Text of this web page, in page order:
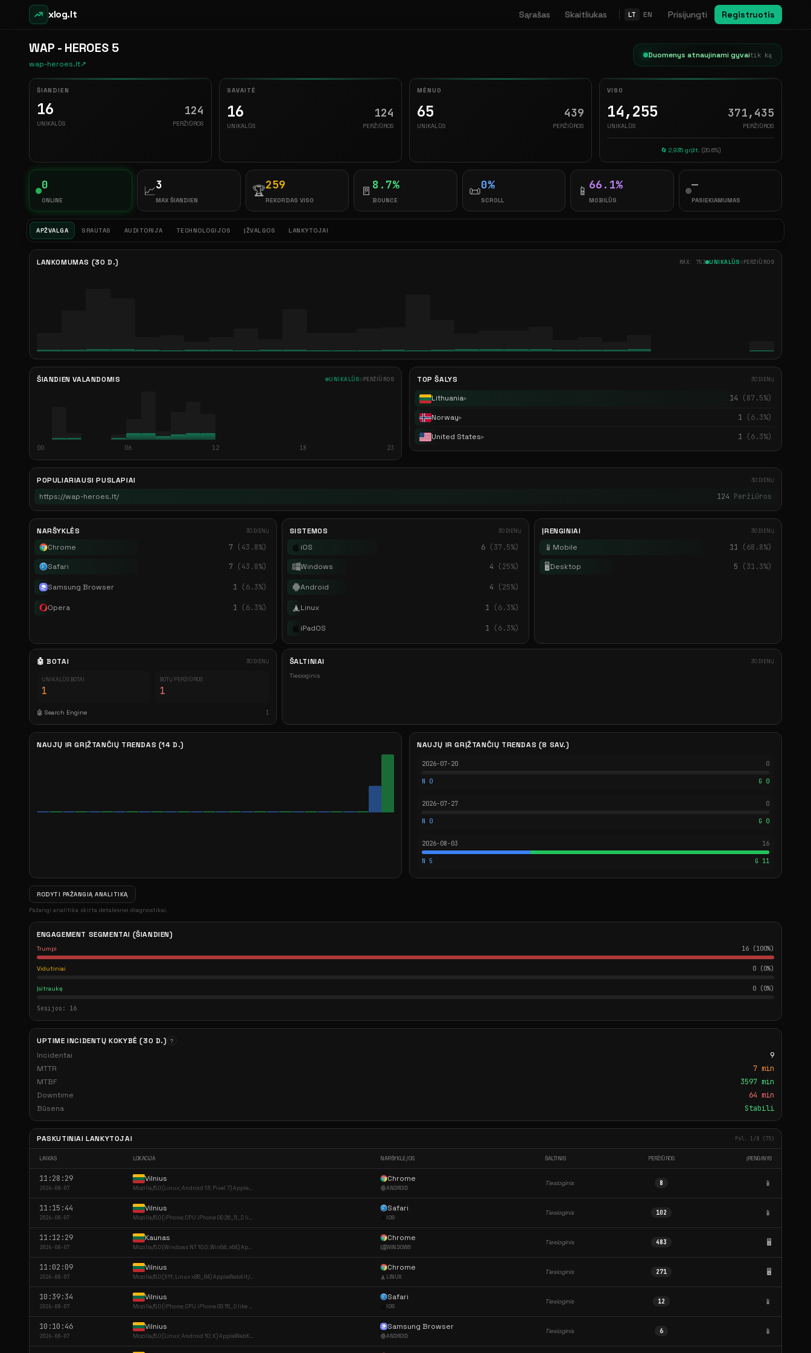
xlog.lt Sąrašas Skaitliukas LT EN Prisijungti Registruotis
WAP - HEROES 5
wap-heroes.lt↗
Duomenys atnaujinami gyvaitik ką
ŠIANDIEN
16
UNIKALŪS
124
PERŽIŪROS
SAVAITĖ
16
UNIKALŪS
124
PERŽIŪROS
MĖNUO
65
UNIKALŪS
439
PERŽIŪROS
VISO
14,255
UNIKALŪS
371,435
PERŽIŪROS
🔄 2,935 grįžt. (20.6%)
0
ONLINE
📈3
MAX ŠIANDIEN
🏆259
REKORDAS VISO
🚪 8.7%
BOUNCE
📜0%
SCROLL
📱 66.1%
MOBILŪS
—
PASIEKIAMUMAS
APŽVALGA SRAUTAS AUDITORIJA TECHNOLOGIJOS ĮŽVALGOS LANKYTOJAI
LANKOMUMAS (30 D.) MAX: 753 UNIKALŪS PERŽIŪROS
ŠIANDIEN VALANDOMIS UNIKALŪS PERŽIŪROS
00 06 12 18 23
TOP ŠALYS 30 DIENŲ
Lithuania▶ 14
(87.5%)
Norway▶ 1
(6.3%)
United States▶ 1 (6.3%)
POPULIARIAUSI PUSLAPIAI 30 DIENŲ
https://wap-heroes.lt/ 124 Peržiūros
NARŠYKLĖS 30 DIENŲ
Chrome 7 (43.8%)
Safari
7 (43.8%)
Samsung Browser 1 (6.3%)
Opera 1 (6.3%)
SISTEMOS 30 DIENŲ
iOS 6 (37.5%)
Windows
4 (25%)
Android 4 (25%)
Linux 1 (6.3%)
iPadOS 1 (6.3%)
ĮRENGINIAI 30 DIENŲ
📱 Mobile 11 (68.8%)
🖥️Desktop 5 (31.3%)
🤖 BOTAI 30 DIENŲ
UNIKALŪS BOTAI
1
BOTŲ PERŽIŪROS
1
🤖 Search Engine 1
ŠALTINIAI 30 DIENŲ
Tiesioginis
NAUJŲ IR GRĮŽTANČIŲ TRENDAS (14 D.) NAUJŲ IR GRĮŽTANČIŲ TRENDAS (8 SAV.)
2026-07-20 0
N 0 G 0
2026-07-27 0
N 0 G 0
2026-08-03 16
N 5 G 11
RODYTI PAŽANGIĄ ANALITIKĄ
Pažangi analitika skirta detalesnei diagnostikai.
ENGAGEMENT SEGMENTAI (ŠIANDIEN)
Trumpi 16 (100%)
Vidutiniai 0 (0%)
Įsitraukę 0 (0%)
Sesijos: 16
UPTIME INCIDENTŲ KOKYBĖ (30 D.) ?
Incidentai
9
MTTR
7 min
MTBF
3597 min
Downtime
64 min
Būsena
Stabili
PASKUTINIAI LANKYTOJAI Psl. 1/8 (75)
LAIKAS LOKACIJA NARŠYKLĖ / OS ŠALTINIS PERŽIŪROS ĮRENGINYS
11:28:29
2026-08-07
Vilnius
Mozilla/5.0 (Linux; Android 13; Pixel 7) AppleW...
Chrome
ANDROID
Tiesioginis 8 📱
11:15:44
2026-08-07
Vilnius
Mozilla/5.0 (iPhone; CPU iPhone OS 26_5_2 like ...
Safari
IOS
Tiesioginis 102 📱
11:12:29
2026-08-07
Kaunas
Mozilla/5.0 (Windows NT 10.0; Win64; x64) Apple...
Chrome
WINDOWS
Tiesioginis 483 🖥️
11:02:09
2026-08-07
Vilnius
Mozilla/5.0 (X11; Linux x86_64) AppleWebKit/537...
Chrome
LINUX
Tiesioginis 271 🖥️
10:39:34
2026-08-07
Vilnius
Mozilla/5.0 (iPhone; CPU iPhone OS 15_0 like Ma...
Safari
IOS
Tiesioginis 12 📱
10:10:46
2026-08-07
Vilnius
Mozilla/5.0 (Linux; Android 10; K) AppleWebKit/...
Samsung Browser
ANDROID
Tiesioginis 6 📱